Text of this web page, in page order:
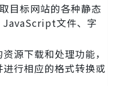
目标网站的各种静态
JavaScript文件、字
源下载和处理功能，
行相应的格式转换或